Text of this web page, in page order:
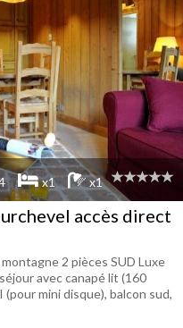
x1 x1
accès direct
2 pièces SUD Luxe
avec canapé lit (160
mini disque), balcon sud,